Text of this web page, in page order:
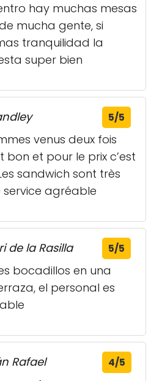
hay muchas mesas
mucha gente, si
tranquilidad la
super bien
5/5
venus deux fois
bon et pour le prix c’est
sandwich sont très
service agréable
de la Rasilla 5/5
bocadillos en una
el personal es
Rafael 4/5